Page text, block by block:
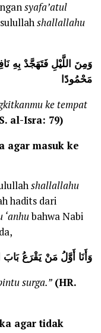
syafa’atul
shallallahu
وَمِنَ اللَّيْلِ فَتَهَجَّدْ بِهِ
مَحْمُودًا
ke tempat
al-Isra: 79)
agar masuk ke
shallallahu
hadits dari
bahwa Nabi
وَأَنَا أَوَّلُ مَنْ يَقْرَعُ بَابَ
surga.” (HR.
agar tidak